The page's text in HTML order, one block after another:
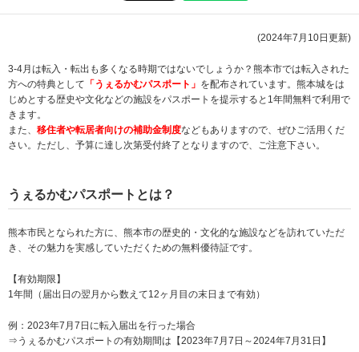
(2024年7月10日更新)
3‐4月は転入・転出も多くなる時期ではないでしょうか？熊本市では転入された
方への特典として 「うぇるかむパスポート」 を配布されています。熊本城をは
じめとする歴史や文化などの施設をパスポートを提示すると1年間無料で利用で
きます。
また、 移住者や転居者向けの補助金制度などもありますので、ぜひご活用くだ
さい。ただし、予算に達し次第受付終了となりますので、ご注意下さい。
うぇるかむパスポートとは？
熊本市民となられた方に、熊本市の歴史的・文化的な施設などを訪れていただ
き、その魅力を実感していただくための無料優待証です。
【有効期限】
1年間（届出日の翌月から数えて12ヶ月目の末日まで有効）
例：2023年7月7日に転入届出を行った場合
⇒うぇるかむパスポートの有効期間は【2023年7月7日～2024年7月31日】